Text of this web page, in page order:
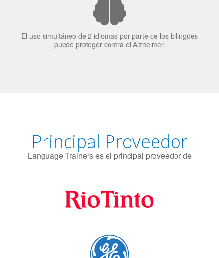
El uso simultáneo de 2 idiomas por parte de los bilingües
puede proteger contra el Alzheimer.
Principal Proveedor
Language Trainers es el principal proveedor de